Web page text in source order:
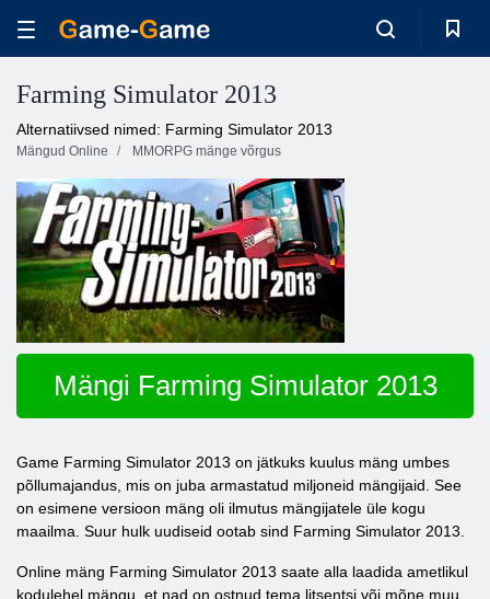
Farming Simulator 2013
Alternatiivsed nimed: Farming Simulator 2013
Mängud Online MMORPG mänge võrgus
Mängi Farming Simulator 2013
Game Farming Simulator 2013 on jätkuks kuulus mäng umbes
põllumajandus, mis on juba armastatud miljoneid mängijaid. See
on esimene versioon mäng oli ilmutus mängijatele üle kogu
maailma. Suur hulk uudiseid ootab sind Farming Simulator 2013.
Online mäng Farming Simulator 2013 saate alla laadida ametlikul
kodulehel mängu, et nad on ostnud tema litsentsi või mõne muu